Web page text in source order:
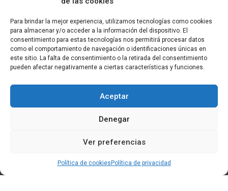
Para brindar la mejor experiencia, utilizamos tecnologías como cookies
para almacenar y/o acceder a la información del dispositivo. El
consentimiento para estas tecnologías nos permitirá procesar datos
como el comportamiento de navegación o identificaciones únicas en
este sitio. La falta de consentimiento o la retirada del consentimiento
pueden afectar negativamente a ciertas características y funciones.
Aceptar
Denegar
Ver preferencias
Política de cookies Política de privacidad